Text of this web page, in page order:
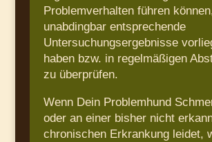
Problemverhalten führen
unabdingbar entsprechende
Untersuchungsergebnisse
haben bzw. in regelmäßigen
zu überprüfen.
Wenn Dein Problemhund
oder an einer bisher nicht
chronischen Erkrankung leidet,